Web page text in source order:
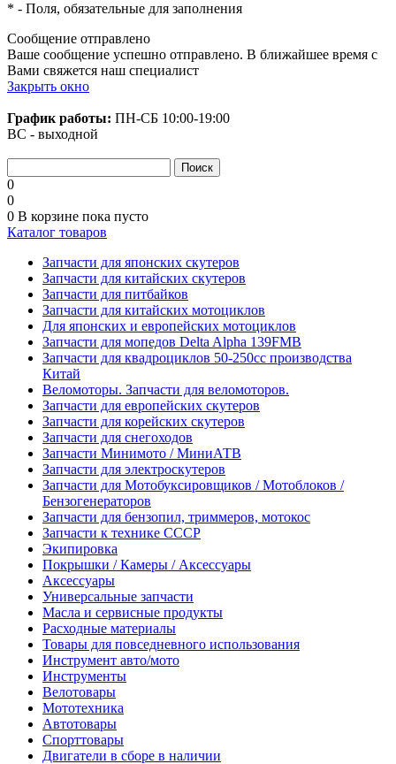
* - Поля, обязательные для заполнения
Сообщение отправлено
Ваше сообщение успешно отправлено. В ближайшее время с
Вами свяжется наш специалист
Закрыть окно
График работы: ПН-СБ 10:00-19:00
ВС - выходной
0
0
0 В корзине пока пусто
Каталог товаров
Запчасти для японских скутеров
Запчасти для китайских скутеров
Запчасти для питбайков
Запчасти для китайских мотоциклов
Для японских и европейских мотоциклов
Запчасти для мопедов Delta Alpha 139FMB
Запчасти для квадроциклов 50-250сс производства
Китай
Веломоторы. Запчасти для веломоторов.
Запчасти для европейских скутеров
Запчасти для корейских скутеров
Запчасти для снегоходов
Запчасти Минимото / МиниАТВ
Запчасти для электроскутеров
Запчасти для Мотобуксировщиков / Мотоблоков /
Бензогенераторов
Запчасти для бензопил, триммеров, мотокос
Запчасти к технике СССР
Экипировка
Покрышки / Камеры / Аксессуары
Аксессуары
Универсальные запчасти
Масла и сервисные продукты
Расходные материалы
Товары для повседневного использования
Инструмент авто/мото
Инструменты
Велотовары
Мототехника
Автотовары
Спорттовары
Двигатели в сборе в наличии